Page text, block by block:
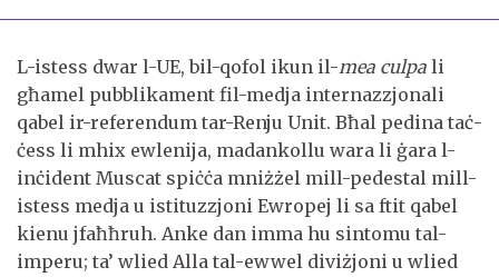
L-istess dwar l-UE, bil-qofol ikun il-mea culpa li
għamel pubblikament fil-medja internazzjonali
qabel ir-referendum tar-Renju Unit. Bħal pedina taċ-
ċess li mhix ewlenija, madankollu wara li ġara l-
inċident Muscat spiċċa mniżżel mill-pedestal mill-
istess medja u istituzzjoni Ewropej li sa ftit qabel
kienu jfaħħruh. Anke dan imma hu sintomu tal-
imperu; ta’ wlied Alla tal-ewwel diviżjoni u wlied